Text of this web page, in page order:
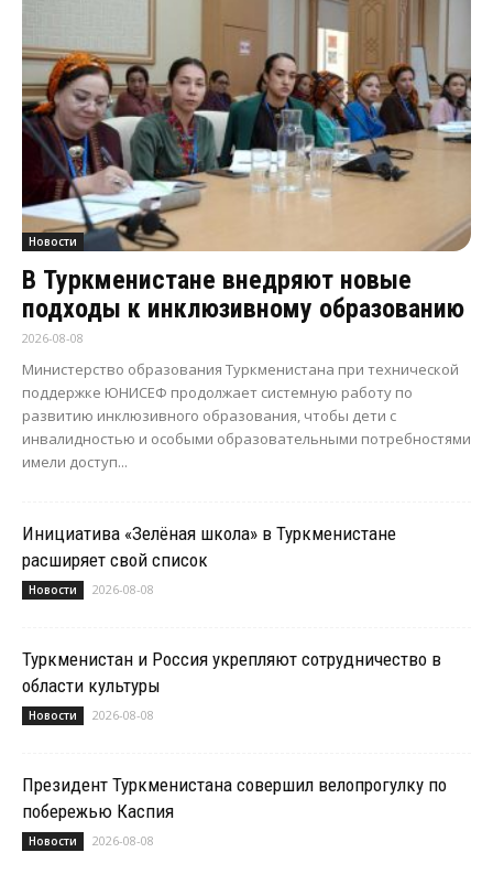
Новости
В Туркменистане внедряют новые
подходы к инклюзивному образованию
2026-08-08
Министерство образования Туркменистана при технической
поддержке ЮНИСЕФ продолжает системную работу по
развитию инклюзивного образования, чтобы дети с
инвалидностью и особыми образовательными потребностями
имели доступ...
Инициатива «Зелёная школа» в Туркменистане
расширяет свой список
Новости 2026-08-08
Туркменистан и Россия укрепляют сотрудничество в
области культуры
Новости 2026-08-08
Президент Туркменистана совершил велопрогулку по
побережью Каспия
Новости 2026-08-08